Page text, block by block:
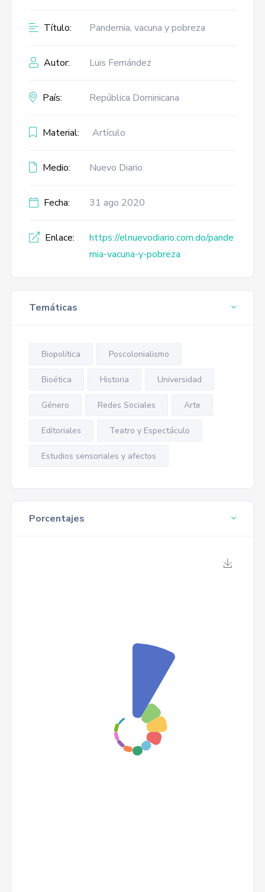
Título: Pandemia, vacuna y pobreza
Autor: Luis Fernández
País: República Dominicana
Material: Artículo
Medio: Nuevo Diario
Fecha: 31 ago 2020
Enlace:
https://elnuevodiario.com.do/pande
mia-vacuna-y-pobreza
Temáticas
Biopolítica Poscolonialismo
Bioética Historia Universidad
Género Redes Sociales Arte
Editoriales Teatro y Espectáculo
Estudios sensoriales y afectos
Porcentajes